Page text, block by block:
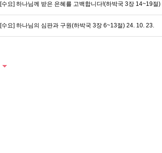
[수요] 하나님께 받은 은혜를 고백합니다!(하박국 3장 14~19절
[수요] 하나님의 심판과 구원(하박국 3장 6~13절) 24. 10. 23.